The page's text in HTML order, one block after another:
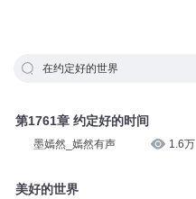
在约定好的世界
第1761章 约定好的时间
墨嫣然_嫣然有声 1.6万
美好的世界